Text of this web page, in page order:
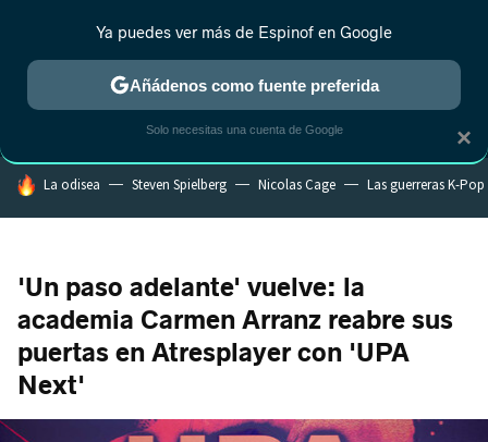
MENÚ NUEVO
ESTRENOS REALITY ANIME RANKINGS CINE
HOY SE HABLA DE
La odisea Steven Spielberg Nicolas Cage Las guerreras K-Pop
'Un paso adelante' vuelve: la
academia Carmen Arranz reabre sus
puertas en Atresplayer con 'UPA
Next'
×
Ya puedes ver más de Espinof en Google
Añádenos como fuente preferida
Solo necesitas una cuenta de Google